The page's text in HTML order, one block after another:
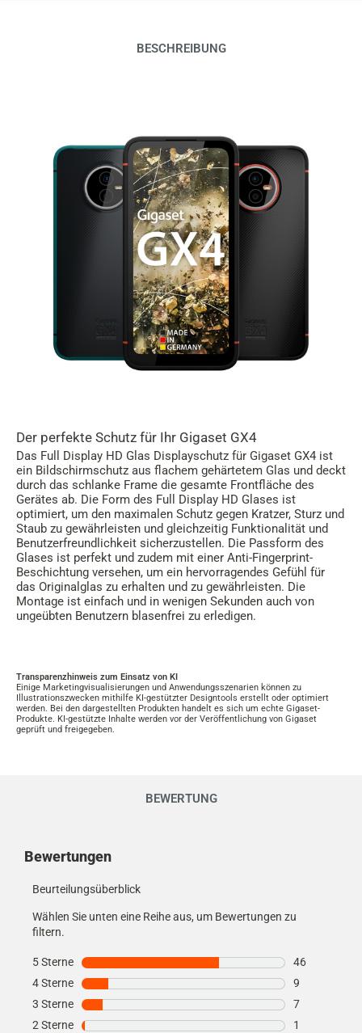
BESCHREIBUNG
Der perfekte Schutz für Ihr Gigaset GX4
Das Full Display HD Glas Displayschutz für Gigaset GX4 ist
ein Bildschirmschutz aus flachem gehärtetem Glas und deckt
durch das schlanke Frame die gesamte Frontfläche des
Gerätes ab. Die Form des Full Display HD Glases ist
optimiert, um den maximalen Schutz gegen Kratzer, Sturz und
Staub zu gewährleisten und gleichzeitig Funktionalität und
Benutzerfreundlichkeit sicherzustellen. Die Passform des
Glases ist perfekt und zudem mit einer Anti-Fingerprint-
Beschichtung versehen, um ein hervorragendes Gefühl für
das Originalglas zu erhalten und zu gewährleisten. Die
Montage ist einfach und in wenigen Sekunden auch von
ungeübten Benutzern blasenfrei zu erledigen.
Transparenzhinweis zum Einsatz von KI
Einige Marketingvisualisierungen und Anwendungsszenarien können zu
Illustrationszwecken mithilfe KI-gestützter Designtools erstellt oder optimiert
werden. Bei den dargestellten Produkten handelt es sich um echte Gigaset-
Produkte. KI-gestützte Inhalte werden vor der Veröffentlichung von Gigaset
geprüft und freigegeben.
BEWERTUNG
Bewertungen
Beurteilungsüberblick
Wählen Sie unten eine Reihe aus, um Bewertungen zu
filtern.
5 Sterne Sterne
46
4 Sterne Sterne
9
3 Sterne Sterne
7
2 Sterne Sterne
1